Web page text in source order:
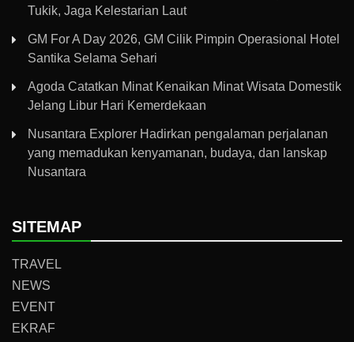
Tukik, Jaga Kelestarian Laut
GM For A Day 2026, GM Cilik Pimpin Operasional Hotel
Santika Selama Sehari
Agoda Catatkan Minat Kenaikan Minat Wisata Domestik
Jelang Libur Hari Kemerdekaan
Nusantara Explorer Hadirkan pengalaman perjalanan
yang memadukan kenyamanan, budaya, dan lanskap
Nusantara
SITEMAP
TRAVEL
NEWS
EVENT
EKRAF